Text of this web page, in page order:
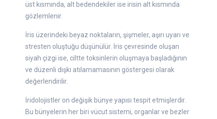
üst kısmında, alt bedendekiler ise irisin alt kısmında
gözlemlenir.
İris üzerindeki beyaz noktaların, şişmeler, aşırı uyarı ve
stresten oluştuğu düşünülür. İris çevresinde oluşan
siyah çizgi ise, ciltte toksinlerin oluşmaya başladığının
ve düzenli dışkı atılamamasının göstergesi olarak
değerlendirilir.
İridolojistler on değişik bünye yapısı tespit etmişlerdir.
Bu bünyelerin her biri vücut sistemi, organlar ve bezler